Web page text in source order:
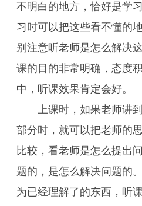
不明白的地方，恰好是学
习时可以把这些看不懂的
别注意听老师是怎么解决
课的目的非常明确，态度
中，听课效果肯定会好。
上课时，如果老师讲到
部分时，就可以把老师的
比较，看老师是怎么提出
题的，是怎么解决问题的
为已经理解了的东西，听